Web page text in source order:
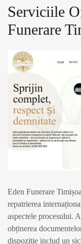
Serviciile
Funerare
Eden Funerare
repatrierea
aspectele procesului.
obținerea
dispoziție includ un